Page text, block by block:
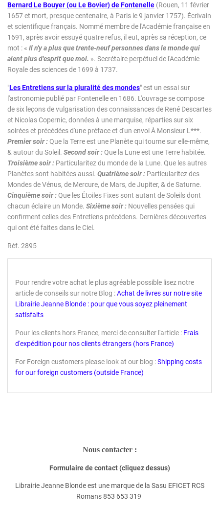
Bernard Le Bouyer (ou Le Bovier) de Fontenelle (Rouen, 11 février
1657 et mort, presque centenaire, à Paris le 9 janvier 1757). Écrivain
et scientifique français. Nommé membre de l'Académie française en
1691, après avoir essuyé quatre refus, il eut, après sa réception, ce
mot : « Il n'y a plus que trente-neuf personnes dans le monde qui
aient plus d'esprit que moi. ». Secrétaire perpétuel de l'Académie
Royale des sciences de 1699 à 1737.
"Les Entretiens sur la pluralité des mondes"est un essai sur
l'astronomie publié par Fontenelle en 1686. L'ouvrage se compose
de six leçons de vulgarisation des connaissances de René Descartes
et Nicolas Copernic, données à une marquise, réparties sur six
soirées et précédées d'une préface et d'un envoi À Monsieur L***.
Premier soir :Que la Terre est une Planète qui tourne sur elle-même,
& autour du Soleil. Second soir :Que la Lune est une Terre habitée.
Troisième soir : Particularitez du monde de la Lune. Que les autres
Planètes sont habitées aussi. Quatrième soir : Particularitez des
Mondes de Vénus, de Mercure, de Mars, de Jupiter, & de Saturne.
Cinquième soir :Que les Étoiles Fixes sont autant de Soleils dont
chacun éclaire un Monde. Sixième soir : Nouvelles pensées qui
confirment celles des Entretiens précédens. Dernières découvertes
qui ont été faites dans le Ciel.
Réf. 2895
Pour rendre votre achat le plus agréable possible lisez notre
article de conseils sur notre Blog :Achat de livres sur notre site
Librairie Jeanne Blonde : pour que vous soyez pleinement
satisfaits
Pour les clients hors France, merci de consulter l'article : Frais
d'expédition pour nos clients étrangers (hors France)
For Foreign customers please look at our blog :Shipping costs
for our foreign customers (outside France)
Nous contacter :
Formulaire de contact (cliquez dessus)
Librairie Jeanne Blonde est une marque de la Sasu EFICET RCS
Romans 853 653 319